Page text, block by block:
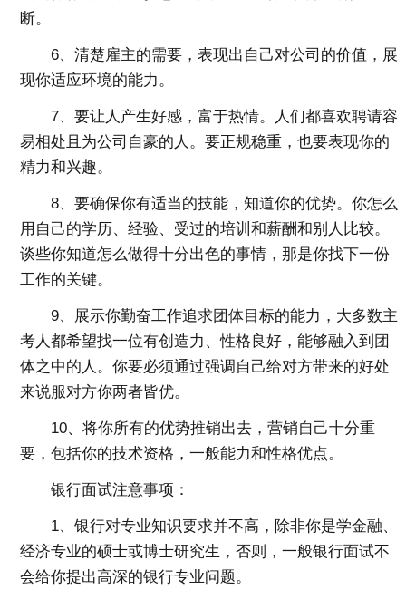
断。
6、清楚雇主的需要，表现出自己对公司的价值，展
现你适应环境的能力。
7、要让人产生好感，富于热情。人们都喜欢聘请容
易相处且为公司自豪的人。要正规稳重，也要表现你的
精力和兴趣。
8、要确保你有适当的技能，知道你的优势。你怎么
用自己的学历、经验、受过的培训和薪酬和别人比较。
谈些你知道怎么做得十分出色的事情，那是你找下一份
工作的关键。
9、展示你勤奋工作追求团体目标的能力，大多数主
考人都希望找一位有创造力、性格良好，能够融入到团
体之中的人。你要必须通过强调自己给对方带来的好处
来说服对方你两者皆优。
10、将你所有的优势推销出去，营销自己十分重
要，包括你的技术资格，一般能力和性格优点。
银行面试注意事项：
1、银行对专业知识要求并不高，除非你是学金融、
经济专业的硕士或博士研究生，否则，一般银行面试不
会给你提出高深的银行专业问题。